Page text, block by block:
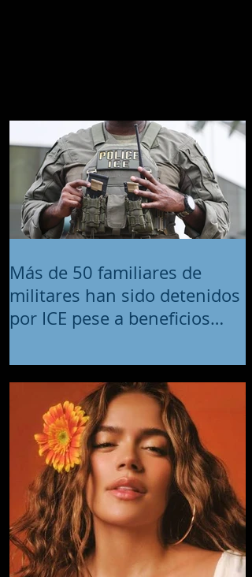
Más de 50 familiares de
militares han sido detenidos
por ICE pese a beneficios